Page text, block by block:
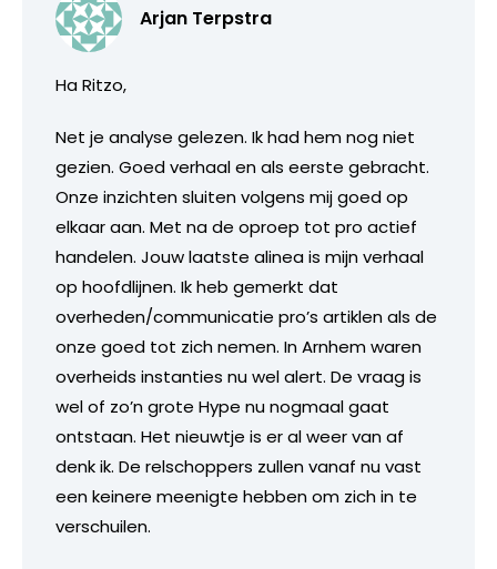
Arjan Terpstra
Ha Ritzo,
Net je analyse gelezen. Ik had hem nog niet
gezien. Goed verhaal en als eerste gebracht.
Onze inzichten sluiten volgens mij goed op
elkaar aan. Met na de oproep tot pro actief
handelen. Jouw laatste alinea is mijn verhaal
op hoofdlijnen. Ik heb gemerkt dat
overheden/communicatie pro’s artiklen als de
onze goed tot zich nemen. In Arnhem waren
overheids instanties nu wel alert. De vraag is
wel of zo’n grote Hype nu nogmaal gaat
ontstaan. Het nieuwtje is er al weer van af
denk ik. De relschoppers zullen vanaf nu vast
een keinere meenigte hebben om zich in te
verschuilen.